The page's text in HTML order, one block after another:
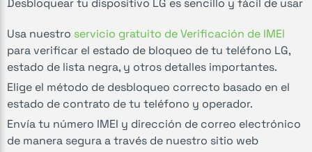
Desbloquear tu dispositivo LG es sencillo y fácil de usar
Usa nuestro servicio gratuito de Verificación de IMEI
para verificar el estado de bloqueo de tu teléfono LG,
estado de lista negra, y otros detalles importantes.
Elige el método de desbloqueo correcto basado en el
estado de contrato de tu teléfono y operador.
Envía tu número IMEI y dirección de correo electrónico
de manera segura a través de nuestro sitio web